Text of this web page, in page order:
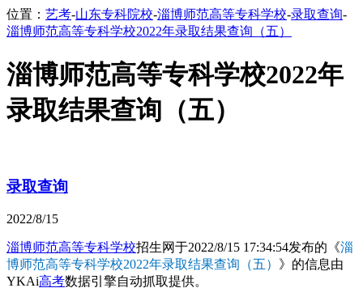
位置： 艺考-山东专科院校-淄博师范高等专科学校-录取查询-
淄博师范高等专科学校2022年录取结果查询（五）
淄博师范高等专科学校2022年
录取结果查询（五）
录取查询
2022/8/15
淄博师范高等专科学校招生网于2022/8/15 17:34:54发布的《淄
博师范高等专科学校2022年录取结果查询（五） 》的信息由
YKAi高考数据引擎自动抓取提供。